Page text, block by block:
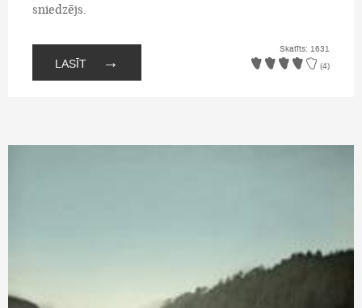
sniedzējs.
LASĪT →
Skatīts: 1631
(4)